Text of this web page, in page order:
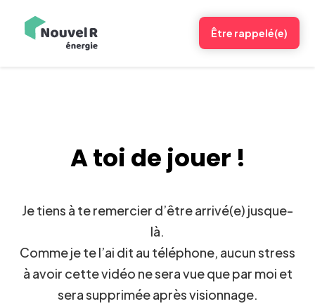
Être rappelé(e)
A toi de jouer !
Je tiens à te remercier d’être arrivé(e) jusque-
là.
Comme je te l’ai dit au téléphone, aucun stress
à avoir cette vidéo ne sera vue que par moi et
sera supprimée après visionnage.